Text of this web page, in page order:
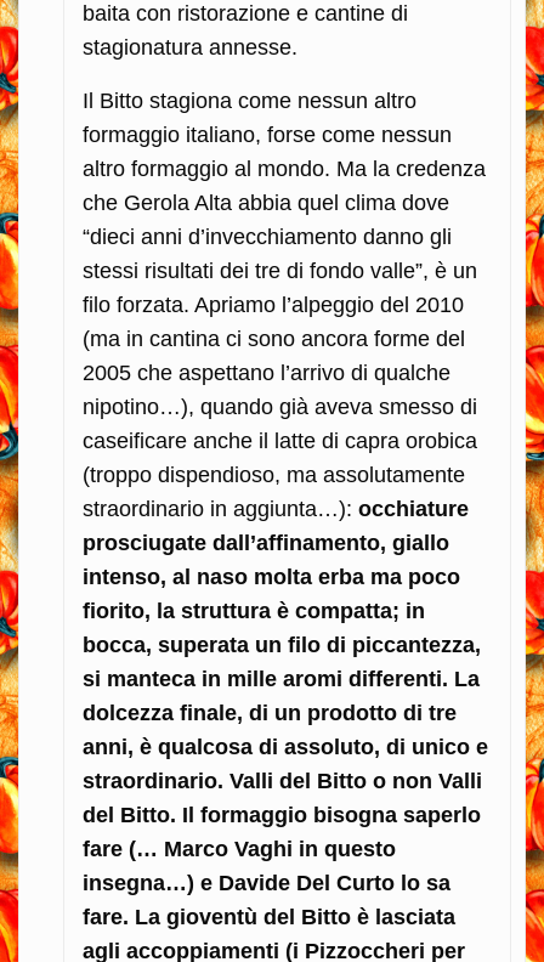
baita con ristorazione e cantine di
stagionatura annesse.
Il Bitto stagiona come nessun altro
formaggio italiano, forse come nessun
altro formaggio al mondo. Ma la credenza
che Gerola Alta abbia quel clima dove
“dieci anni d’invecchiamento danno gli
stessi risultati dei tre di fondo valle”, è un
filo forzata. Apriamo l’alpeggio del 2010
(ma in cantina ci sono ancora forme del
2005 che aspettano l’arrivo di qualche
nipotino…), quando già aveva smesso di
caseificare anche il latte di capra orobica
(troppo dispendioso, ma assolutamente
straordinario in aggiunta…): occhiature
prosciugate dall’affinamento, giallo
intenso, al naso molta erba ma poco
fiorito, la struttura è compatta; in
bocca, superata un filo di piccantezza,
si manteca in mille aromi differenti. La
dolcezza finale, di un prodotto di tre
anni, è qualcosa di assoluto, di unico e
straordinario. Valli del Bitto o non Valli
del Bitto. Il formaggio bisogna saperlo
fare (… Marco Vaghi in questo
insegna…) e Davide Del Curto lo sa
fare. La gioventù del Bitto è lasciata
agli accoppiamenti (i Pizzoccheri per